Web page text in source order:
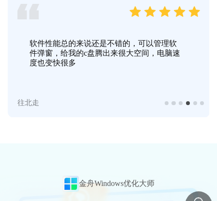
办公电脑C盘爆满老是卡顿，怎么搞都没
用。最后还是下载了这个软件，一下子清理
了几十G的空间。
夜灵灵
金舟Windows优化大师